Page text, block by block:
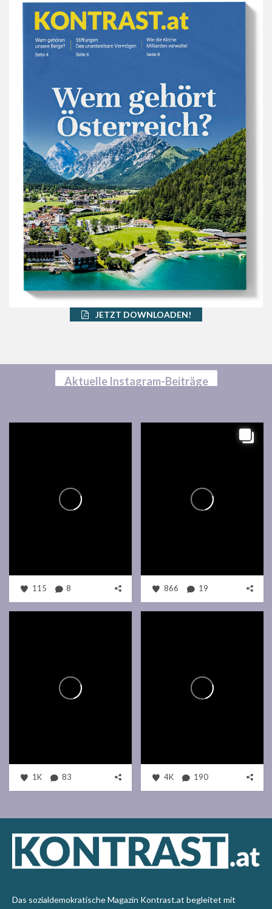
JETZT DOWNLOADEN!
Aktuelle Instagram-Beiträge
115 8 866 19
1K 83 4K 190
Das sozialdemokratische Magazin Kontrast.at begleitet mit